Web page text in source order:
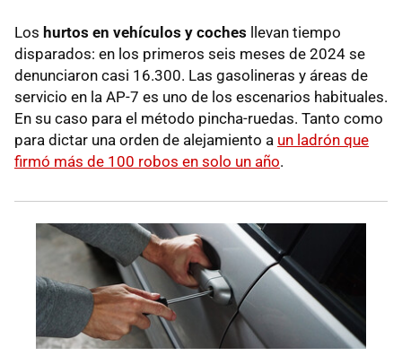
Los hurtos en vehículos y coches llevan tiempo
disparados: en los primeros seis meses de 2024 se
denunciaron casi 16.300. Las gasolineras y áreas de
servicio en la AP-7 es uno de los escenarios habituales.
En su caso para el método pincha-ruedas. Tanto como
para dictar una orden de alejamiento a un ladrón que
firmó más de 100 robos en solo un año.